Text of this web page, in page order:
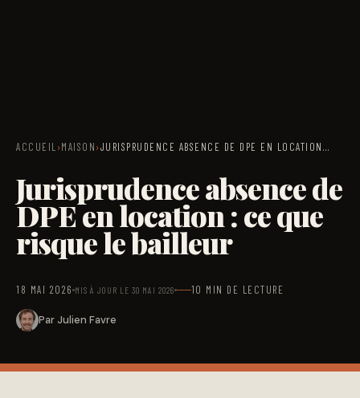
ACCUEIL›MAISON›JURISPRUDENCE ABSENCE DE DPE EN LOCATION…
Jurisprudence absence de
DPE en location : ce que
risque le bailleur
18 MAI 2026 MIS À JOUR LE 30 MAI 2026 10 MIN DE LECTURE
Par Julien Favre